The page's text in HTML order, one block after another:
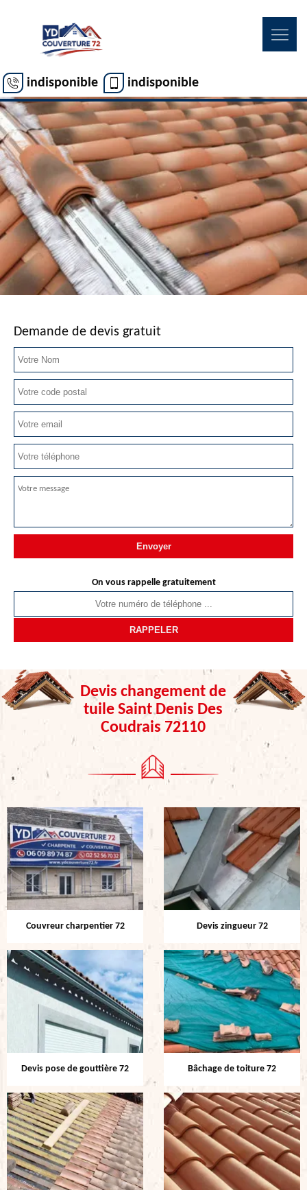
indisponible indisponible
Demande de devis gratuit
On vous rappelle gratuitement
Devis changement de
tuile Saint Denis Des
Coudrais 72110
Couvreur charpentier 72 Devis zingueur 72
Devis pose de gouttière 72 Bâchage de toiture 72